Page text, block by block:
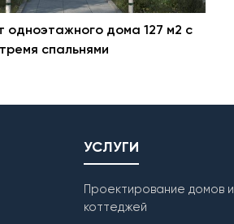
одноэтажного дома 127 м2 с
тремя спальнями
УСЛУГИ
Проектирование домов и
коттеджей